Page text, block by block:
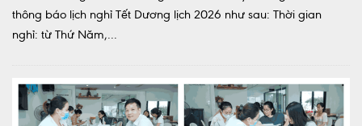
thông báo lịch nghỉ Tết Dương lịch 2026 như sau: Thời gian
nghỉ: từ Thứ Năm,...